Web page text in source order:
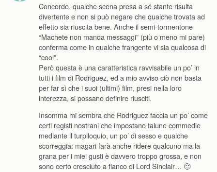
Concordo, qualche scena presa a sé stante risulta
divertente e non si può negare che qualche trovata ad
effetto sia riuscita bene. Anche il semi-tormentone
“Machete non manda messaggi” (più o meno mi pare)
conferma come in qualche frangente vi sia qualcosa di
“cool”.
Però questa è una caratteristica ravvisabile un po’ in
tutti i film di Rodriguez, ed a mio avviso ciò non basta
per far sì che i suoi (ultimi) film, presi nella loro
interezza, si possano definire riusciti.
Insomma mi sembra che Rodriguez faccia un po’ come
certi registi nostrani che impostano talune commedie
mediante il turpiloquio, un po’ di sesso e qualche
scorreggia: magari farà anche ridere qualcuno ma la
grana per i miei gusti è davvero troppo grossa, e non
sono certo cresciuto a fianco di Lord Sinclair… 🙂